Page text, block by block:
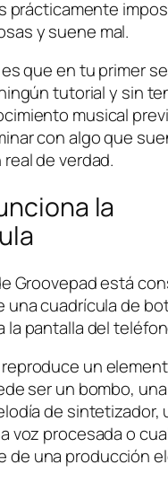
prácticamente
y suene mal.
que en tu primer
tutorial y sin
musical
con algo que
de verdad.
la
Groovepad está
una cuadrícula de
la pantalla del
un
ser un bombo,
de sintetizador,
voz procesada o
de una producción